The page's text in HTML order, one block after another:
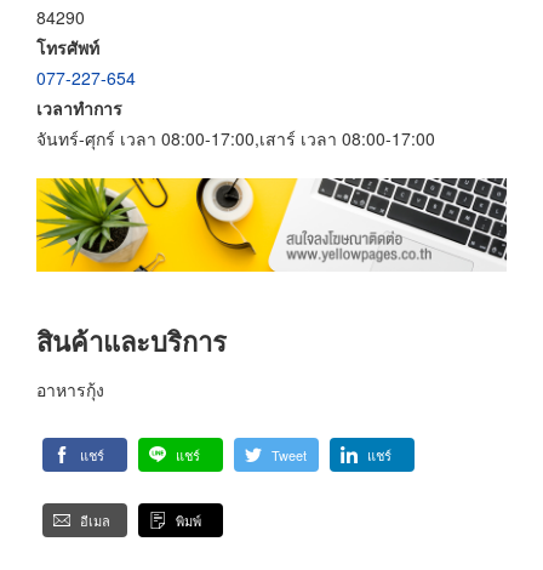
84290
โทรศัพท์
077-227-654
เวลาทำการ
จันทร์-ศุกร์ เวลา 08:00-17:00,เสาร์ เวลา 08:00-17:00
สินค้าและบริการ
อาหารกุ้ง
แชร์ แชร์ Tweet แชร์
อีเมล พิมพ์